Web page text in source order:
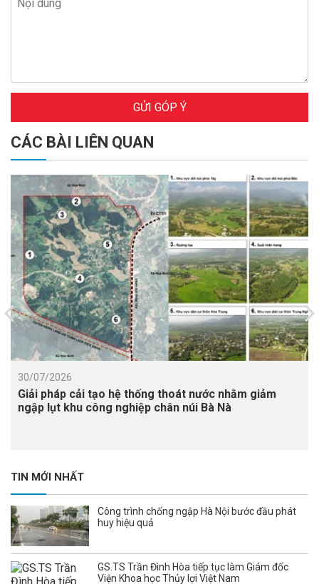
GỬI GÓP Ý
CÁC BÀI LIÊN QUAN
30/07/2026
Giải pháp cải tạo hệ thống thoát nước nhằm giảm
ngập lụt khu công nghiệp chân núi Bà Nà
TIN MỚI NHẤT
Công trình chống ngập Hà Nội bước đầu phát
huy hiệu quả
GS.TS Trần Đình Hòa tiếp tục làm Giám đốc
Viện Khoa học Thủy lợi Việt Nam